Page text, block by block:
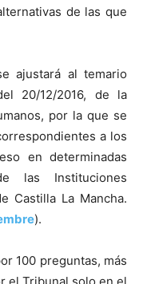
de las que
ajustará al temario
20/12/2016, de la
por la que se
a los
en determinadas
las Instituciones
Castilla La Mancha.
).
100 preguntas, más